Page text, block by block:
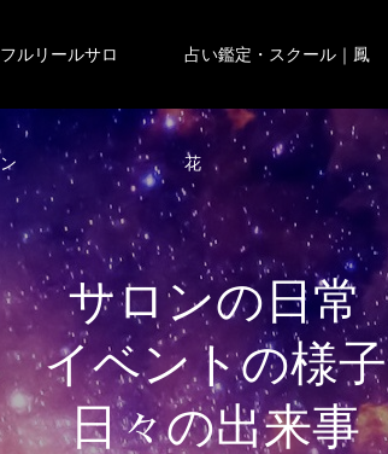
フルリールサロ
ン
占い鑑定・スクール｜鳳
花
サロンの日常
イベントの様子
日々の出来事